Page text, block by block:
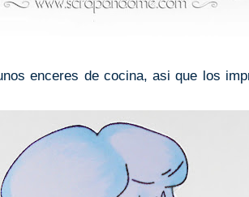
enceres de cocina, asi que los